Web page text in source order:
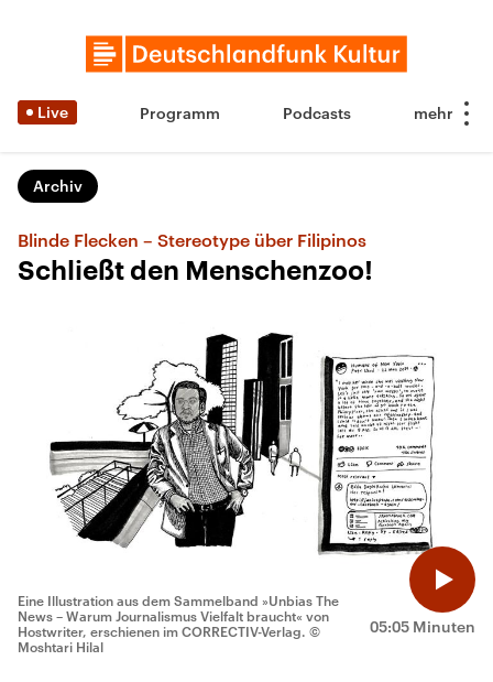
Live Programm Podcasts
Archiv
Blinde Flecken – Stereotype über Filipinos
Schließt den Menschenzoo!
05:05 Minuten
Eine Illustration aus dem Sammelband »Unbias The
News – Warum Journalismus Vielfalt braucht« von
Hostwriter, erschienen im CORRECTIV-Verlag. ©
Moshtari Hilal